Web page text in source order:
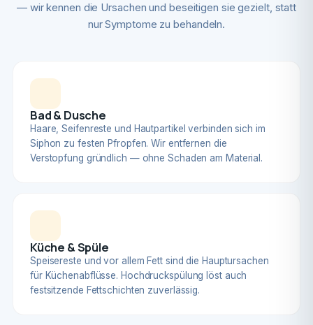
— wir kennen die Ursachen und beseitigen sie gezielt, statt
nur Symptome zu behandeln.
Bad & Dusche
Haare, Seifenreste und Hautpartikel verbinden sich im
Siphon zu festen Pfropfen. Wir entfernen die
Verstopfung gründlich — ohne Schaden am Material.
Küche & Spüle
Speisereste und vor allem Fett sind die Hauptursachen
für Küchenabflüsse. Hochdruckspülung löst auch
festsitzende Fettschichten zuverlässig.